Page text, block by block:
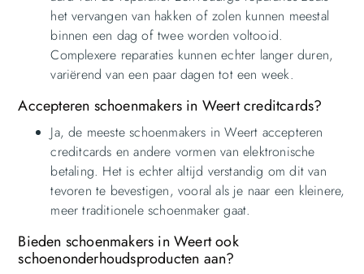
het vervangen van hakken of zolen kunnen meestal
binnen een dag of twee worden voltooid.
Complexere reparaties kunnen echter langer duren,
variërend van een paar dagen tot een week.
Accepteren schoenmakers in Weert creditcards?
Ja, de meeste schoenmakers in Weert accepteren
creditcards en andere vormen van elektronische
betaling. Het is echter altijd verstandig om dit van
tevoren te bevestigen, vooral als je naar een kleinere,
meer traditionele schoenmaker gaat.
Bieden schoenmakers in Weert ook
schoenonderhoudsproducten aan?